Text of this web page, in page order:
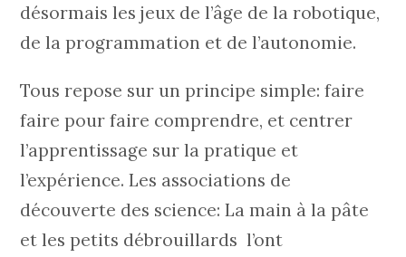
désormais les jeux de l’âge de la robotique,
de la programmation et de l’autonomie.
Tous repose sur un principe simple: faire
faire pour faire comprendre, et centrer
l’apprentissage sur la pratique et
l’expérience. Les associations de
découverte des science: La main à la pâte
et les petits débrouillards l’ont